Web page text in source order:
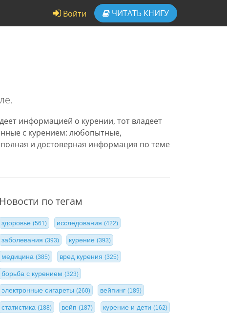
Войти ЧИТАТЬ КНИГУ
информацией о курении, тот владеет
с курением: любопытные,
и достоверная информация по теме
Новости по тегам
здоровье (561) исследования(422)
заболевания (393) курение(393)
медицина (385) вред курения(325)
борьба с курением (323)
электронные сигареты (260) вейпинг(189)
статистика (188) вейп(187) курение и дети (162)